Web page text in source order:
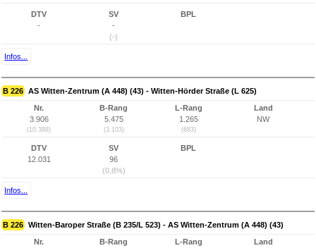
DTV
-
SV
-
(-)
BPL
Infos...
B 226 AS Witten-Zentrum (A 448) (43) - Witten-Hörder Straße (L 625)
Nr.
3.906
(10.388)
B-Rang
5.475
(3.103)
L-Rang
1.265
(683)
Land
NW
DTV
12.031
SV
96
(0,8%)
BPL
Infos...
B 226 Witten-Baroper Straße (B 235/L 523) - AS Witten-Zentrum (A 448) (43)
Nr.
B-Rang
L-Rang
Land